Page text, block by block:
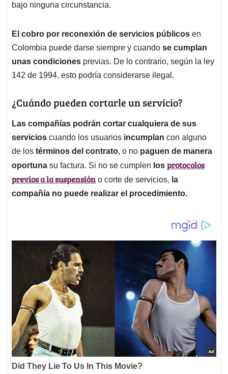
bajo ninguna circunstancia.
El cobro por reconexión de servicios públicos en
Colombia puede darse siempre y cuando se cumplan
unas condiciones previas. De lo contrario, según la ley
142 de 1994, esto podría considerarse ilegal.
¿Cuándo pueden cortarle un servicio?
Las compañías podrán cortar cualquiera de sus
servicios cuando los usuarios incumplan con alguno
de los términos del contrato, o no paguen de manera
oportuna su factura. Si no se cumplen los protocolos
previos a la suspensión o corte de servicios, la
compañía no puede realizar el procedimiento.